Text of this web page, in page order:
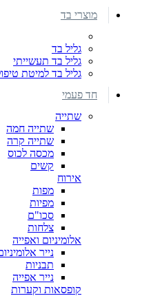
מוצרי בד
גליל בד
גליל בד תעשייתי
גליל בד למיטת
חד פעמי
שתייה
שתייה חמה
שתייה קרה
מכסה לכוס
קשים
אירוח
מפות
מפיות
סכו"ם
צלחות
אלומיניום ואפייה
נייר
תבניות
נייר אפייה
קופסאות וקערות